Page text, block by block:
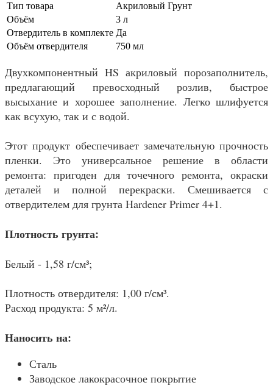
Тип товара
Акриловый Грунт
Объём
3 л
Отвердитель в комплекте Да
Объём отвердителя
750 мл
Двухкомпонентный HS акриловый порозаполнитель,
предлагающий превосходный розлив, быстрое
высыхание и хорошее заполнение. Легко шлифуется
как всухую, так и с водой.
Этот продукт обеспечивает замечательную прочность
пленки. Это универсальное решение в области
ремонта: пригоден для точечного ремонта, окраски
деталей и полной перекраски. Смешивается с
отвердителем для грунта Hardener Primer 4+1.
Плотность грунта:
Белый - 1,58 г/см³;
Плотность отвердителя: 1,00 г/см³.
Расход продукта: 5 м²/л.
Наносить на:
Сталь
Заводское лакокрасочное покрытие